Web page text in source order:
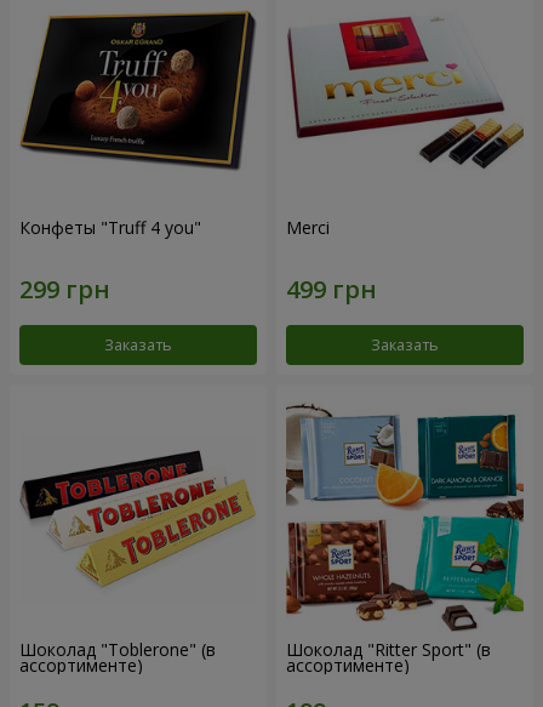
Конфеты "Truff 4 you"
Заказать
Merci
Заказать
Шоколад "Toblerone" (в
ассортименте)
Шоколад "Ritter Sport" (в
ассортименте)